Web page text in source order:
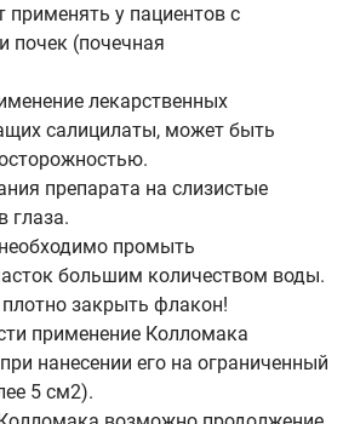
применять у пациентов с
почек (почечная
лекарственных
салицилаты, может быть
препарата на слизистые
глаза.
промыть
большим количеством воды.
закрыть флакон!
применение Колломака
нанесении его на ограниченный
5 см2).